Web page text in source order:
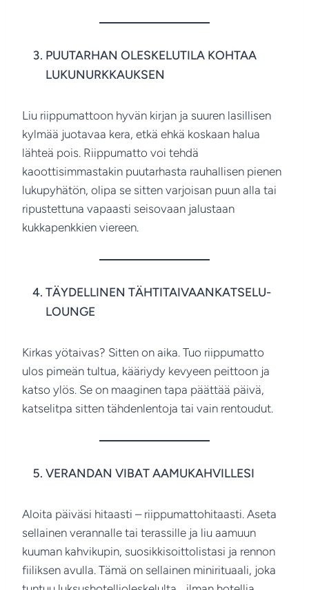
PUUTARHAN OLESKELUTILA KOHTAA
LUKUNURKKAUKSEN
Liu riippumattoon hyvän kirjan ja suuren lasillisen
kylmää juotavaa kera, etkä ehkä koskaan halua
lähteä pois. Riippumatto voi tehdä
kaoottisimmastakin puutarhasta rauhallisen pienen
lukupyhätön, olipa se sitten varjoisan puun alla tai
ripustettuna vapaasti seisovaan jalustaan
kukkapenkkien viereen.
TÄYDELLINEN TÄHTITAIVAANKATSELU-
LOUNGE
Kirkas yötaivas? Sitten on aika. Tuo riippumatto
ulos pimeän tultua, kääriydy kevyeen peittoon ja
katso ylös. Se on maaginen tapa päättää päivä,
katselitpa sitten tähdenlentoja tai vain rentoudut.
VERANDAN VIBAT AAMUKAHVILLESI
Aloita päiväsi hitaasti – riippumattohitaasti. Aseta
sellainen verannalle tai terassille ja liu aamuun
kuuman kahvikupin, suosikkisoittolistasi ja rennon
fiiliksen avulla. Tämä on sellainen minirituaali, joka